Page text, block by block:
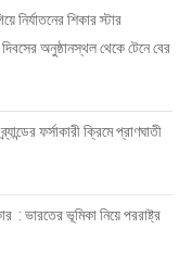
নির্যাতনের শিকার স্টার
অনুষ্ঠানস্থল থেকে টেনে বের
ফর্সাকারী ক্রিমে প্রাণঘাতী
: ভারতের ভূমিকা নিয়ে পররাষ্ট্র